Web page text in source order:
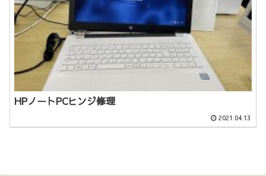
HPノートPCヒンジ修理
2021.04.13